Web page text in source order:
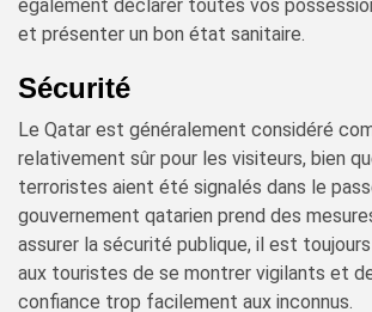
également déclarer toutes vos
et présenter un bon état sanitaire.
Sécurité
Le Qatar est généralement considéré
relativement sûr pour les visiteurs, bien
terroristes aient été signalés dans le
gouvernement qatarien prend des
assurer la sécurité publique, il est
aux touristes de se montrer vigilants et
confiance trop facilement aux inconnus.